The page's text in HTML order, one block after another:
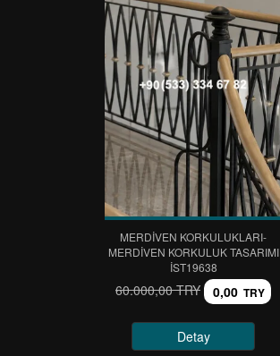
MERDİVEN KORKULUKLARI-
MERDİVEN KORKULUK TASARIMI
IST19638
60.000,00 TRY 0,00 TRY
Detay